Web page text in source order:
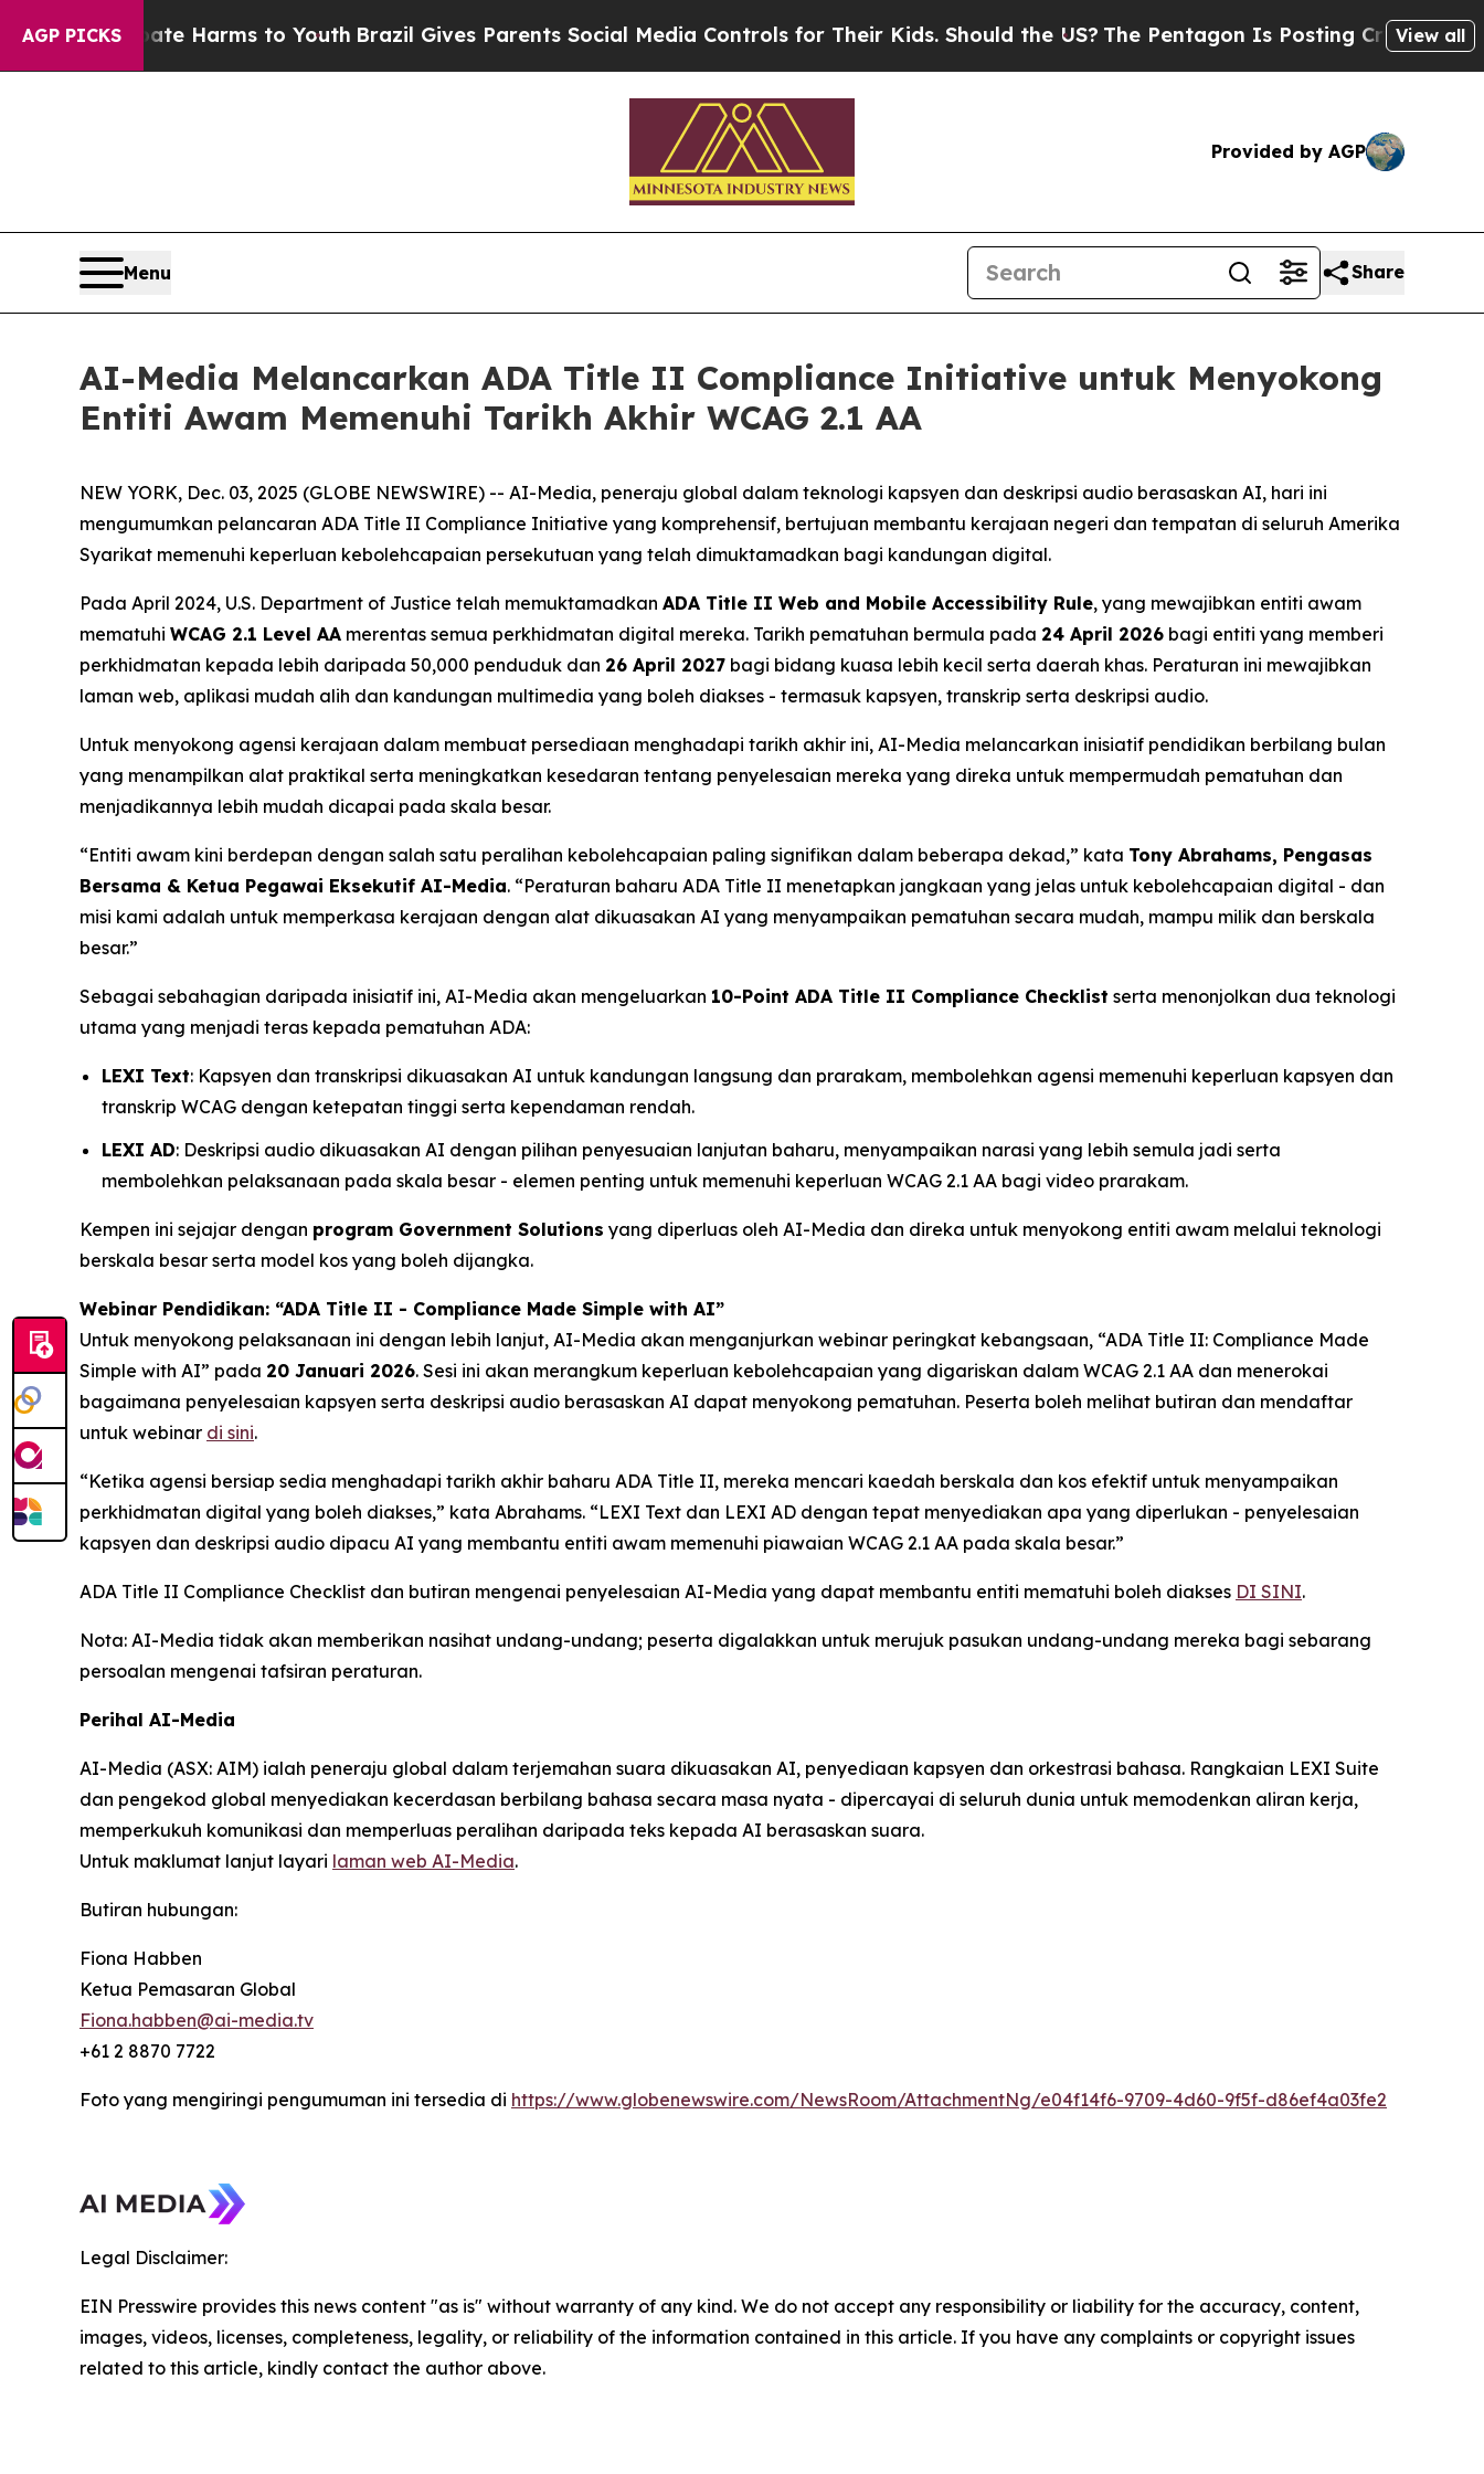
AGP PICKS
to Abate Harms to YouthBrazil Gives Parents Social Media Controls for Their Kids. Should the US? The Pentagon Is Posting Cryptic BiblicalView all
Provided by AGP
Menu Share
AI-Media Melancarkan ADA Title II Compliance Initiative untuk Menyokong
Entiti Awam Memenuhi Tarikh Akhir WCAG 2.1 AA
NEW YORK, Dec. 03, 2025 (GLOBE NEWSWIRE) -- AI-Media, peneraju global dalam teknologi kapsyen dan deskripsi audio berasaskan AI, hari ini
mengumumkan pelancaran ADA Title II Compliance Initiative yang komprehensif, bertujuan membantu kerajaan negeri dan tempatan di seluruh Amerika
Syarikat memenuhi keperluan kebolehcapaian persekutuan yang telah dimuktamadkan bagi kandungan digital.
Pada April 2024, U.S. Department of Justice telah memuktamadkan ADA Title II Web and Mobile Accessibility Rule, yang mewajibkan entiti awam
mematuhi WCAG 2.1 Level AA merentas semua perkhidmatan digital mereka. Tarikh pematuhan bermula pada 24 April 2026 bagi entiti yang memberi
perkhidmatan kepada lebih daripada 50,000 penduduk dan 26 April 2027 bagi bidang kuasa lebih kecil serta daerah khas. Peraturan ini mewajibkan
laman web, aplikasi mudah alih dan kandungan multimedia yang boleh diakses - termasuk kapsyen, transkrip serta deskripsi audio.
Untuk menyokong agensi kerajaan dalam membuat persediaan menghadapi tarikh akhir ini, AI-Media melancarkan inisiatif pendidikan berbilang bulan
yang menampilkan alat praktikal serta meningkatkan kesedaran tentang penyelesaian mereka yang direka untuk mempermudah pematuhan dan
menjadikannya lebih mudah dicapai pada skala besar.
“Entiti awam kini berdepan dengan salah satu peralihan kebolehcapaian paling signifikan dalam beberapa dekad,” kata Tony Abrahams, Pengasas
Bersama & Ketua Pegawai Eksekutif AI-Media. “Peraturan baharu ADA Title II menetapkan jangkaan yang jelas untuk kebolehcapaian digital - dan
misi kami adalah untuk memperkasa kerajaan dengan alat dikuasakan AI yang menyampaikan pematuhan secara mudah, mampu milik dan berskala
besar.”
Sebagai sebahagian daripada inisiatif ini, AI-Media akan mengeluarkan 10-Point ADA Title II Compliance Checklist serta menonjolkan dua teknologi
utama yang menjadi teras kepada pematuhan ADA:
LEXI Text: Kapsyen dan transkripsi dikuasakan AI untuk kandungan langsung dan prarakam, membolehkan agensi memenuhi keperluan kapsyen dan
transkrip WCAG dengan ketepatan tinggi serta kependaman rendah.
LEXI AD: Deskripsi audio dikuasakan AI dengan pilihan penyesuaian lanjutan baharu, menyampaikan narasi yang lebih semula jadi serta
membolehkan pelaksanaan pada skala besar - elemen penting untuk memenuhi keperluan WCAG 2.1 AA bagi video prarakam.
Kempen ini sejajar dengan program Government Solutions yang diperluas oleh AI-Media dan direka untuk menyokong entiti awam melalui teknologi
berskala besar serta model kos yang boleh dijangka.
Webinar Pendidikan: “ADA Title II - Compliance Made Simple with AI”
Untuk menyokong pelaksanaan ini dengan lebih lanjut, AI-Media akan menganjurkan webinar peringkat kebangsaan, “ADA Title II: Compliance Made
Simple with AI” pada 20 Januari 2026. Sesi ini akan merangkum keperluan kebolehcapaian yang digariskan dalam WCAG 2.1 AA dan menerokai
bagaimana penyelesaian kapsyen serta deskripsi audio berasaskan AI dapat menyokong pematuhan. Peserta boleh melihat butiran dan mendaftar
untuk webinar di sini.
“Ketika agensi bersiap sedia menghadapi tarikh akhir baharu ADA Title II, mereka mencari kaedah berskala dan kos efektif untuk menyampaikan
perkhidmatan digital yang boleh diakses,” kata Abrahams. “LEXI Text dan LEXI AD dengan tepat menyediakan apa yang diperlukan - penyelesaian
kapsyen dan deskripsi audio dipacu AI yang membantu entiti awam memenuhi piawaian WCAG 2.1 AA pada skala besar.”
ADA Title II Compliance Checklist dan butiran mengenai penyelesaian AI-Media yang dapat membantu entiti mematuhi boleh diakses DI SINI.
Nota: AI-Media tidak akan memberikan nasihat undang-undang; peserta digalakkan untuk merujuk pasukan undang-undang mereka bagi sebarang
persoalan mengenai tafsiran peraturan.
Perihal AI-Media
AI-Media (ASX: AIM) ialah peneraju global dalam terjemahan suara dikuasakan AI, penyediaan kapsyen dan orkestrasi bahasa. Rangkaian LEXI Suite
dan pengekod global menyediakan kecerdasan berbilang bahasa secara masa nyata - dipercayai di seluruh dunia untuk memodenkan aliran kerja,
memperkukuh komunikasi dan memperluas peralihan daripada teks kepada AI berasaskan suara.
Untuk maklumat lanjut layari laman web AI-Media.
Butiran hubungan:
Fiona Habben
Ketua Pemasaran Global
Fiona.habben@ai-media.tv
+61 2 8870 7722
Foto yang mengiringi pengumuman ini tersedia di https://www.globenewswire.com/NewsRoom/AttachmentNg/e04f14f6-9709-4d60-9f5f-d86ef4a03fe2
Legal Disclaimer:
EIN Presswire provides this news content "as is" without warranty of any kind. We do not accept any responsibility or liability for the accuracy, content,
images, videos, licenses, completeness, legality, or reliability of the information contained in this article. If you have any complaints or copyright issues
related to this article, kindly contact the author above.